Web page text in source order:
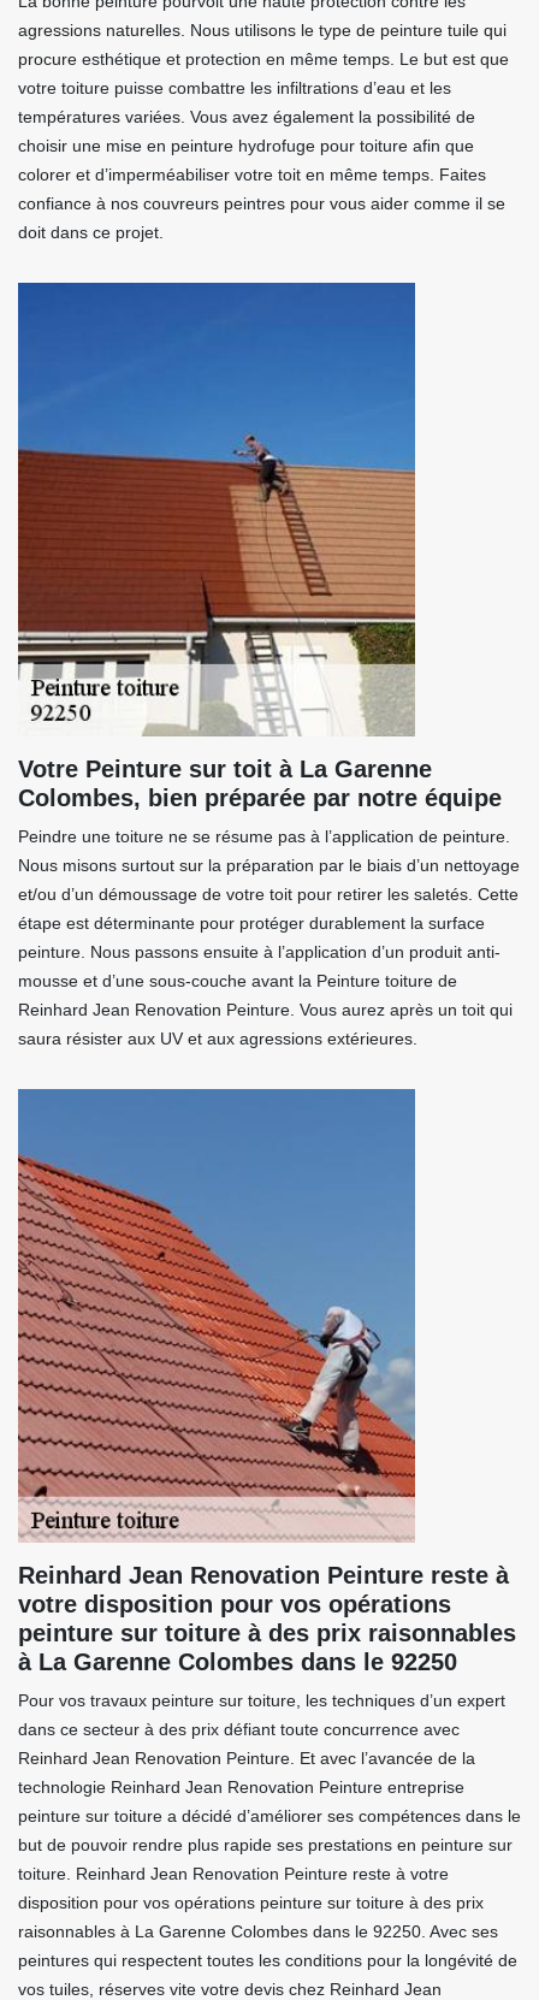
agressions naturelles. Nous utilisons le type de peinture tuile qui
procure esthétique et protection en même temps. Le but est que
votre toiture puisse combattre les infiltrations d’eau et les
températures variées. Vous avez également la possibilité de
choisir une mise en peinture hydrofuge pour toiture afin que
colorer et d’imperméabiliser votre toit en même temps. Faites
confiance à nos couvreurs peintres pour vous aider comme il se
doit dans ce projet.
Votre Peinture sur toit à La Garenne
Colombes, bien préparée par notre équipe
Peindre une toiture ne se résume pas à l’application de peinture.
Nous misons surtout sur la préparation par le biais d’un nettoyage
et/ou d’un démoussage de votre toit pour retirer les saletés. Cette
étape est déterminante pour protéger durablement la surface
peinture. Nous passons ensuite à l’application d’un produit anti-
mousse et d’une sous-couche avant la Peinture toiture de
Reinhard Jean Renovation Peinture. Vous aurez après un toit qui
saura résister aux UV et aux agressions extérieures.
Reinhard Jean Renovation Peinture reste à
votre disposition pour vos opérations
peinture sur toiture à des prix raisonnables
à La Garenne Colombes dans le 92250
Pour vos travaux peinture sur toiture, les techniques d’un expert
dans ce secteur à des prix défiant toute concurrence avec
Reinhard Jean Renovation Peinture. Et avec l’avancée de la
technologie Reinhard Jean Renovation Peinture entreprise
peinture sur toiture a décidé d’améliorer ses compétences dans le
but de pouvoir rendre plus rapide ses prestations en peinture sur
toiture. Reinhard Jean Renovation Peinture reste à votre
disposition pour vos opérations peinture sur toiture à des prix
raisonnables à La Garenne Colombes dans le 92250. Avec ses
peintures qui respectent toutes les conditions pour la longévité de
vos tuiles, réserves vite votre devis chez Reinhard Jean